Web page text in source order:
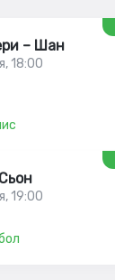
– Шан
18:00
19:00